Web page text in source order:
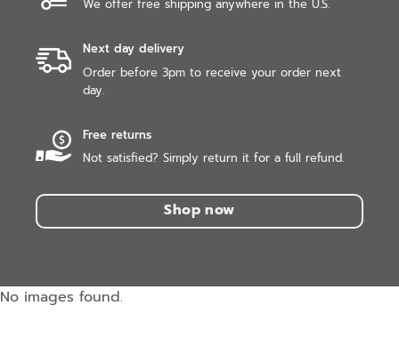
We offer free shipping anywhere in the U.S.
Next day delivery
Order before 3pm to receive your order next
day.
Free returns
Not satisfied? Simply return it for a full refund.
Shop now
No images found.